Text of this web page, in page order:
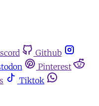
Github
Pinterest
Tiktok